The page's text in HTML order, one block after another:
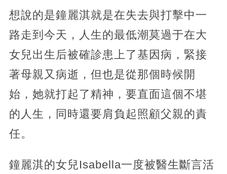
想說的是鐘麗淇就是在失去與打擊中一
路走到今天，人生的最低潮莫過于在大
女兒出生后被確診患上了基因病，緊接
著母親又病逝，但也是從那個時候開
始，她就打起了精神，要直面這個不堪
的人生，同時還要肩負起照顧父親的責
任。
鐘麗淇的女兒Isabella一度被醫生斷言活